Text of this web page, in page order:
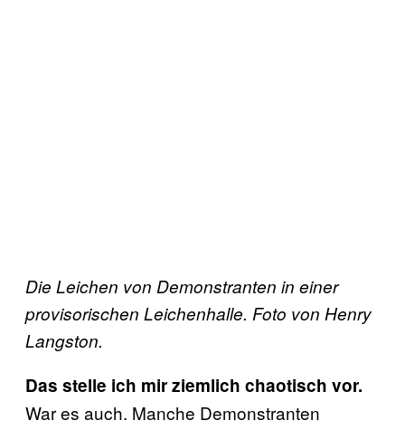
Die Leichen von Demonstranten in einer
provisorischen Leichenhalle. Foto von Henry
Langston.
Das stelle ich mir ziemlich chaotisch vor.
War es auch. Manche Demonstranten